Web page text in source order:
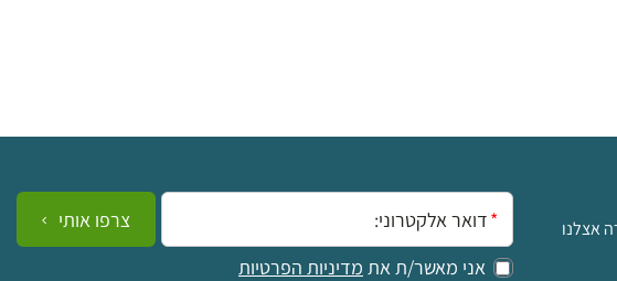
אצלנו
אימייל:
אני מאשר/ת את מדיניות הפרטיות
צרפו אותי